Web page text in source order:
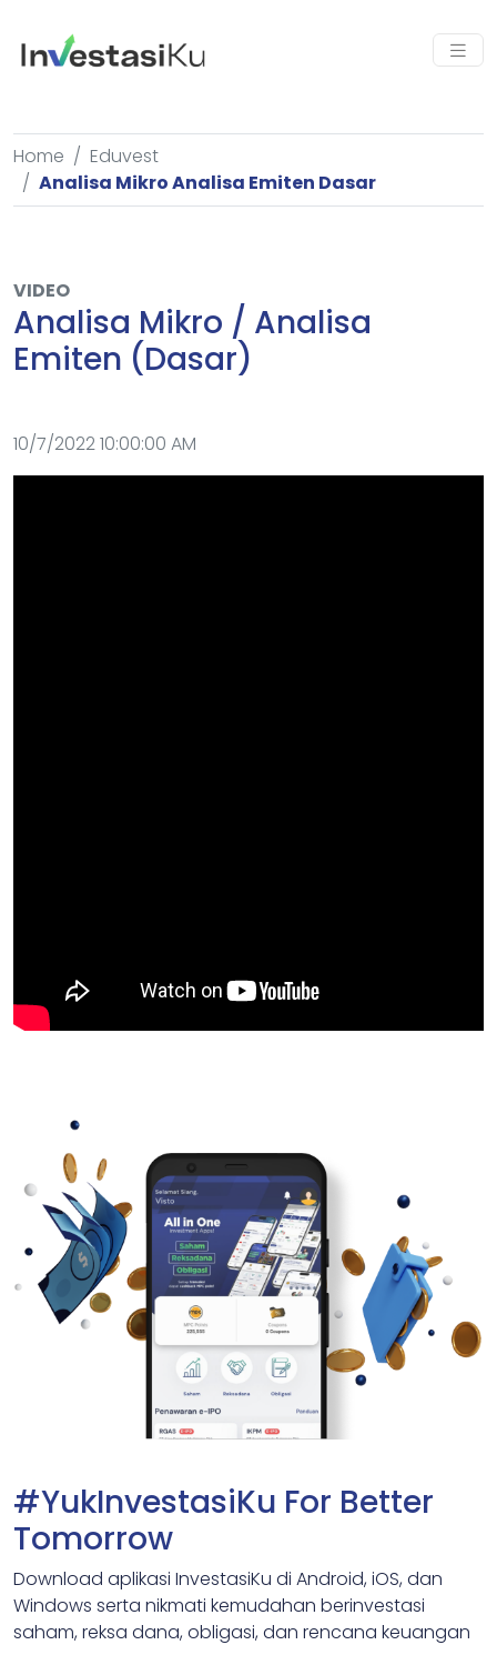
Home
Eduvest
Analisa Mikro Analisa Emiten Dasar
VIDEO
Analisa Mikro / Analisa
Emiten (Dasar)
10/7/2022 10:00:00 AM
#YukInvestasiKu For Better
Tomorrow
Download aplikasi InvestasiKu di Android, iOS, dan
Windows serta nikmati kemudahan berinvestasi
saham, reksa dana, obligasi, dan rencana keuangan